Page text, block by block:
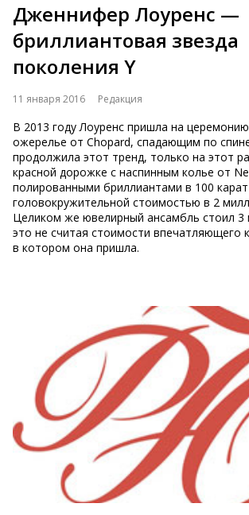
Дженнифер Лоуренс —
бриллиантовая звезда
поколения Y
11 января 2016 Редакция
В 2013 году Лоуренс пришла на
ожерелье от Chopard, спадающим по
продолжила этот тренд, только на этот
красной дорожке с наспинным колье от
полированными бриллиантами в 100 карат
головокружительной стоимостью в 2
Целиком же ювелирный ансамбль стоил
это не считая стоимости впечатляющего
в котором она пришла.